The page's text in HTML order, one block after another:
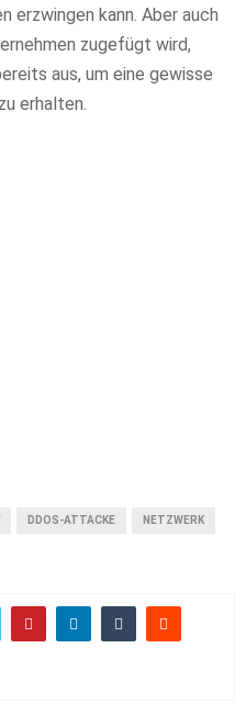
erzwingen kann. Aber auch
zugefügt wird,
aus, um eine gewisse
erhalten.
DDOS-ATTACKE NETZWERK